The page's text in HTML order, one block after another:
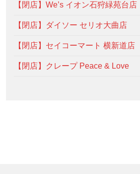
【閉店】We’s イオン石狩緑苑台店
【閉店】ダイソー セリオ大曲店
【閉店】セイコーマート 横新道店
【閉店】クレープ Peace & Love